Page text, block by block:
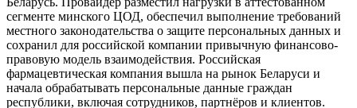
сегменте минского ЦОД, обеспечил выполнение требований
местного законодательства о защите персональных данных и
сохранил для российской компании привычную финансово-
правовую модель взаимодействия. Российская
фармацевтическая компания вышла на рынок Беларуси и
начала обрабатывать персональные данные граждан
республики, включая сотрудников, партнёров и клиентов.